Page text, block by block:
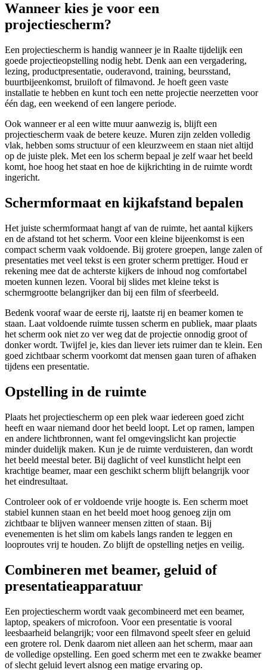
Wanneer kies je voor een
projectiescherm?
Een projectiescherm is handig wanneer je in Raalte tijdelijk een
goede projectieopstelling nodig hebt. Denk aan een vergadering,
lezing, productpresentatie, ouderavond, training, beursstand,
buurtbijeenkomst, bruiloft of filmavond. Je hoeft geen vaste
installatie te hebben en kunt toch een nette projectie neerzetten voor
één dag, een weekend of een langere periode.
Ook wanneer er al een witte muur aanwezig is, blijft een
projectiescherm vaak de betere keuze. Muren zijn zelden volledig
vlak, hebben soms structuur of een kleurzweem en staan niet altijd
op de juiste plek. Met een los scherm bepaal je zelf waar het beeld
komt, hoe hoog het staat en hoe de kijkrichting in de ruimte wordt
ingericht.
Schermformaat en kijkafstand bepalen
Het juiste schermformaat hangt af van de ruimte, het aantal kijkers
en de afstand tot het scherm. Voor een kleine bijeenkomst is een
compact scherm vaak voldoende. Bij grotere groepen, lange zalen of
presentaties met veel tekst is een groter scherm prettiger. Houd er
rekening mee dat de achterste kijkers de inhoud nog comfortabel
moeten kunnen lezen. Vooral bij slides met kleine tekst is
schermgrootte belangrijker dan bij een film of sfeerbeeld.
Bedenk vooraf waar de eerste rij, laatste rij en beamer komen te
staan. Laat voldoende ruimte tussen scherm en publiek, maar plaats
het scherm ook niet zo ver weg dat de projectie onnodig groot of
donker wordt. Twijfel je, kies dan liever iets ruimer dan te klein. Een
goed zichtbaar scherm voorkomt dat mensen gaan turen of afhaken
tijdens een presentatie.
Opstelling in de ruimte
Plaats het projectiescherm op een plek waar iedereen goed zicht
heeft en waar niemand door het beeld loopt. Let op ramen, lampen
en andere lichtbronnen, want fel omgevingslicht kan projectie
minder duidelijk maken. Kun je de ruimte verduisteren, dan wordt
het beeld meestal beter. Bij daglicht of veel kunstlicht helpt een
krachtige beamer, maar een geschikt scherm blijft belangrijk voor
het eindresultaat.
Controleer ook of er voldoende vrije hoogte is. Een scherm moet
stabiel kunnen staan en het beeld moet hoog genoeg zijn om
zichtbaar te blijven wanneer mensen zitten of staan. Bij
evenementen is het slim om kabels langs randen te leggen en
looproutes vrij te houden. Zo blijft de opstelling netjes en veilig.
Combineren met beamer, geluid of
presentatieapparatuur
Een projectiescherm wordt vaak gecombineerd met een beamer,
laptop, speakers of microfoon. Voor een presentatie is vooral
leesbaarheid belangrijk; voor een filmavond speelt sfeer en geluid
een grotere rol. Denk daarom niet alleen aan het scherm, maar aan
de volledige opstelling. Een goed scherm met een te zwakke beamer
of slecht geluid levert alsnog een matige ervaring op.